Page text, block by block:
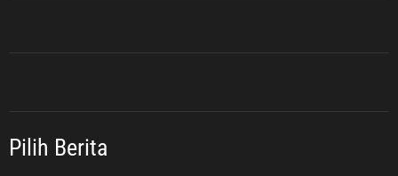
Pilih Berita